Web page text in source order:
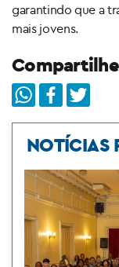
garantindo que a
mais jovens.
Compartilhe
NOTÍCIAS